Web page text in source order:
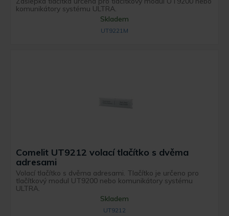
komunikátory systému ULTRA.
Skladem
UT9221M
Comelit UT9212 volací tlačítko s dvěma
adresami
Volací tlačítko s dvěma adresami. Tlačítko je určeno pro
tlačítkový modul UT9200 nebo komunikátory systému
ULTRA.
Skladem
UT9212